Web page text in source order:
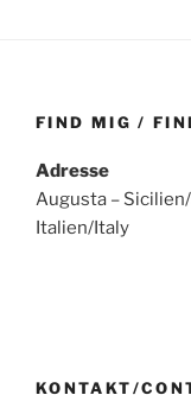
FIND MIG /
Adresse
Augusta –
Italien/Italy
KONTAKT/